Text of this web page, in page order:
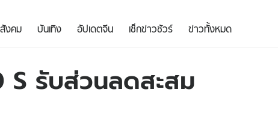
วย ไลฟ์สไตล์
วัยรุ่น
บันเทิงครบรส
สังคม บันเทิง อัปเดตจีน เช็กข่าวชัวร์ ข่าวทั้งหมด
S รับส่วนลดสะสม